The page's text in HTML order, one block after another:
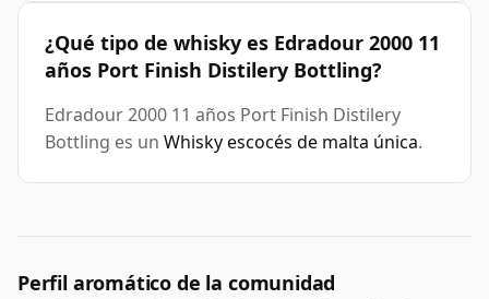
¿Qué tipo de whisky es Edradour 2000 11
años Port Finish Distilery Bottling?
Edradour 2000 11 años Port Finish Distilery
Bottling es un Whisky escocés de malta única.
Perfil aromático de la comunidad